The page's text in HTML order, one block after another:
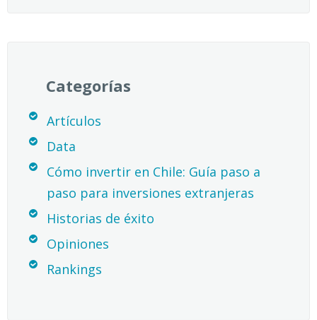
Categorías
Artículos
Data
Cómo invertir en Chile: Guía paso a
paso para inversiones extranjeras
Historias de éxito
Opiniones
Rankings